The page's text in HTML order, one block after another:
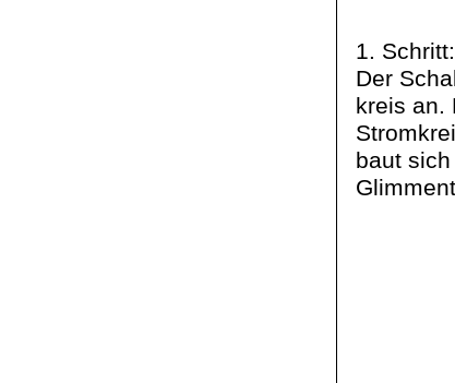
1. Schritt:
Der
kreis an.
baut